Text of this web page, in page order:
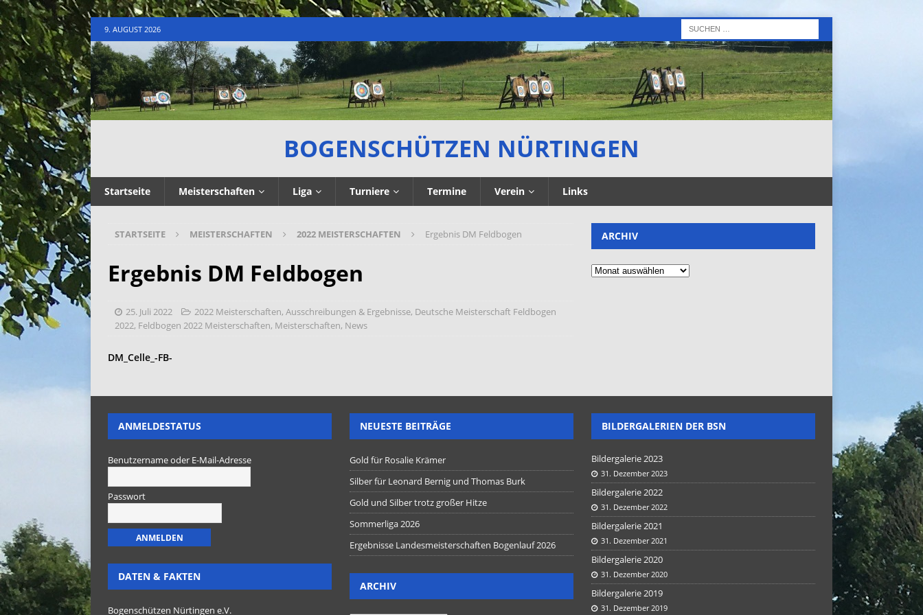
9. AUGUST 2026
BOGENSCHÜTZEN NÜRTINGEN
Startseite Meisterschaften Liga Turniere Termine Verein Links
STARTSEITE MEISTERSCHAFTEN 2022 MEISTERSCHAFTEN Ergebnis DM Feldbogen
Ergebnis DM Feldbogen
25. Juli 2022 2022 Meisterschaften, Ausschreibungen & Ergebnisse, Deutsche Meisterschaft Feldbogen
2022, Feldbogen 2022 Meisterschaften, Meisterschaften, News
DM_Celle_-FB-
ARCHIV
ANMELDESTATUS
Benutzername oder E-Mail-Adresse
Passwort
DATEN & FAKTEN
Bogenschützen Nürtingen e.V.
NEUESTE BEITRÄGE
Gold für Rosalie Krämer
Silber für Leonard Bernig und Thomas Burk
Gold und Silber trotz großer Hitze
Sommerliga 2026
Ergebnisse Landesmeisterschaften Bogenlauf 2026
ARCHIV
BILDERGALERIEN DER BSN
Bildergalerie 2023
31. Dezember 2023
Bildergalerie 2022
31. Dezember 2022
Bildergalerie 2021
31. Dezember 2021
Bildergalerie 2020
31. Dezember 2020
Bildergalerie 2019
31. Dezember 2019